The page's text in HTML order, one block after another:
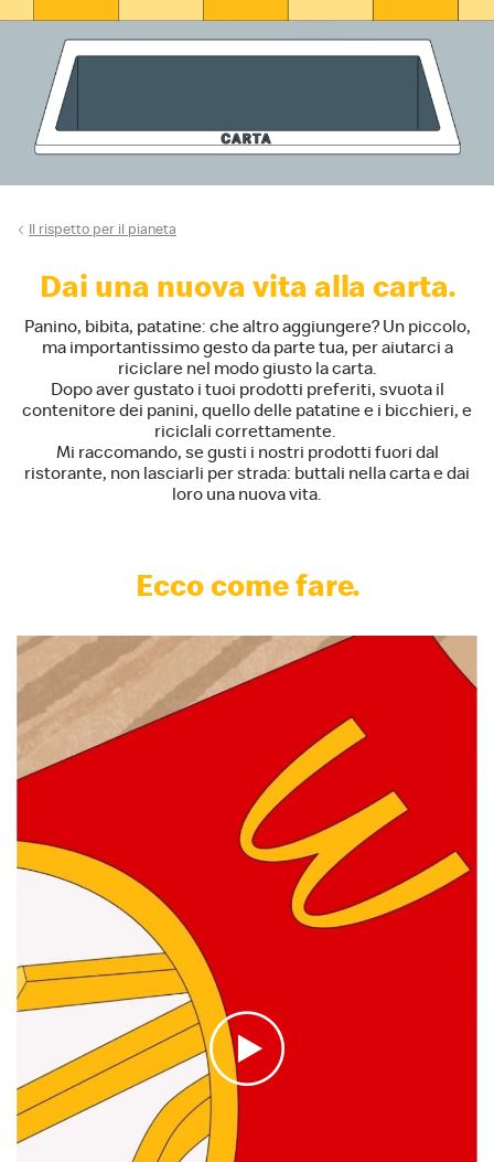
Il rispetto per il pianeta
Dai una nuova vita alla carta.
Panino, bibita, patatine: che altro aggiungere? Un piccolo,
ma importantissimo gesto da parte tua, per aiutarci a
riciclare nel modo giusto la carta.
Dopo aver gustato i tuoi prodotti preferiti, svuota il
contenitore dei panini, quello delle patatine e i bicchieri, e
riciclali correttamente. ​
Mi raccomando, se gusti i nostri prodotti fuori dal
ristorante, non lasciarli per strada: buttali nella carta e dai
loro una nuova vita.
Ecco come fare.